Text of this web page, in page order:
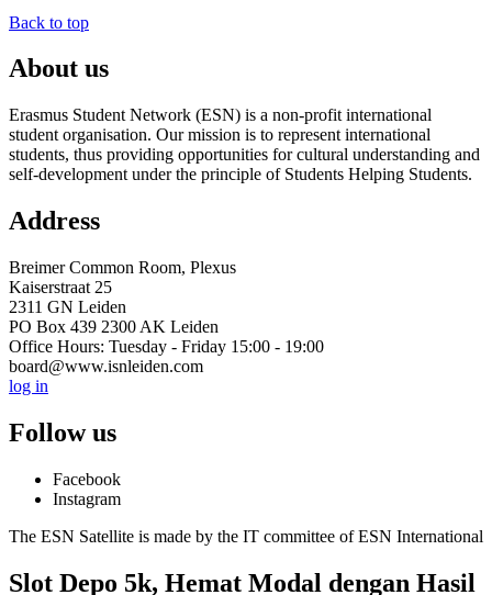
Back to top
About us
Erasmus Student Network (ESN) is a non-profit international
student organisation. Our mission is to represent international
students, thus providing opportunities for cultural understanding and
self-development under the principle of Students Helping Students.
Address
Breimer Common Room, Plexus
Kaiserstraat 25
2311 GN Leiden
PO Box 439 2300 AK Leiden
Office Hours: Tuesday - Friday 15:00 - 19:00
board@www.isnleiden.com
log in
Follow us
Facebook
Instagram
The ESN Satellite is made by the IT committee of ESN International
Slot Depo 5k, Hemat Modal dengan Hasil